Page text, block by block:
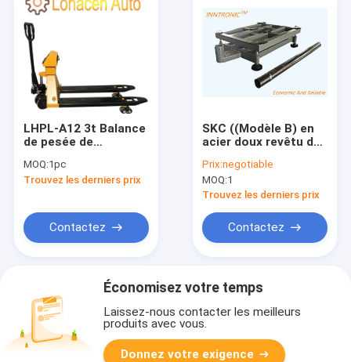
LHPL-A12 3t Balance
de pesée de
poids de palettes
fourchette 1150mm
en nylon
MOQ:1pc
Trouvez les derniers prix
Contactez
SKC ((Modèle B) en
acier doux revêtu de
Plateforme
numérique Banque de
pesage échelle 150kg
Prix:negotiable
MOQ:1
Trouvez les derniers prix
Contactez
Économisez votre temps
Laissez-nous contacter les meilleurs
produits avec vous.
Donnez votre exigence